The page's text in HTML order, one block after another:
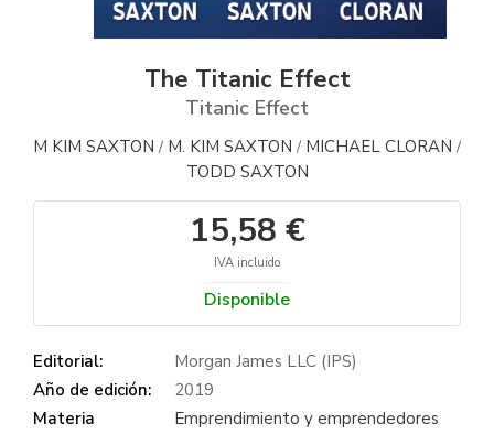
The Titanic Effect
Titanic Effect
M KIM SAXTON / M. KIM SAXTON / MICHAEL CLORAN /
TODD SAXTON
15,58 €
IVA incluido
Disponible
Editorial:
Morgan James LLC (IPS)
Año de edición:
2019
Materia
Emprendimiento y emprendedores